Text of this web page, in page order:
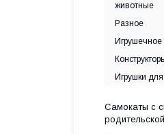
животные
Разное
Игрушки
Самокаты с